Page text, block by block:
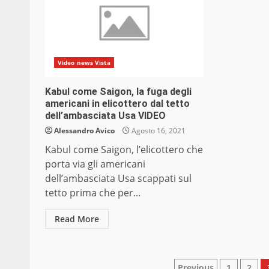
Video news Vista
Kabul come Saigon, la fuga degli
americani in elicottero dal tetto
dell’ambasciata Usa VIDEO
Alessandro Avico Agosto 16, 2021
Kabul come Saigon, l’elicottero che
porta via gli americani
dell’ambasciata Usa scappati sul
tetto prima che per...
Read More